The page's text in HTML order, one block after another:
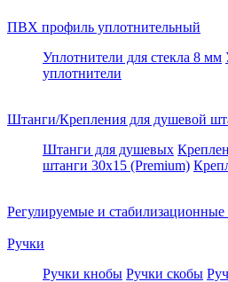
ПВХ профиль уплотнительный
Уплотнители для стекла 8 мм
уплотнители
Штанги/Крепления для душевой
Штанги для душевых
штанги 30x15 (Premium)
Регулируемые и
Ручки
Ручки кнобы Ручки скобы